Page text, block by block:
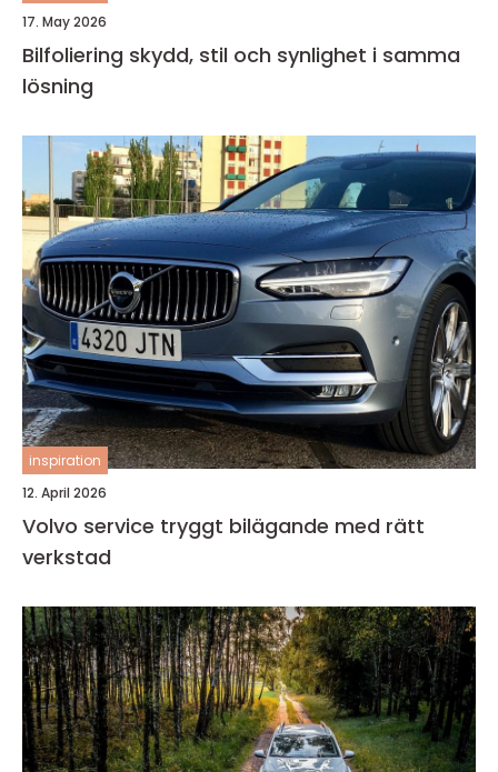
17. May 2026
Bilfoliering skydd, stil och synlighet i samma
lösning
inspiration
12. April 2026
Volvo service tryggt bilägande med rätt
verkstad